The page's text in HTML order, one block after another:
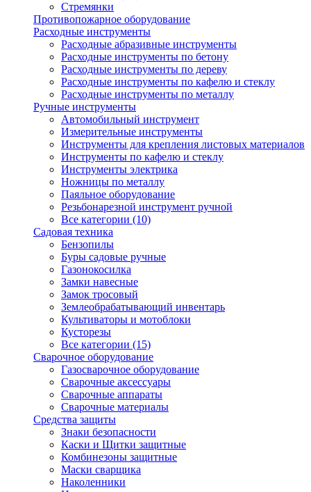
Стремянки
Противопожарное оборудование
Расходные инструменты
Расходные абразивные инструменты
Расходные инструменты по бетону
Расходные инструменты по дереву
Расходные инструменты по кафелю и стеклу
Расходные инструменты по металлу
Ручные инструменты
Автомобильный инструмент
Измерительные инструменты
Инструменты для крепления листовых материалов
Инструменты по кафелю и стеклу
Инструменты электрика
Ножницы по металлу
Паяльное оборудование
Резьбонарезной инструмент ручной
Все категории (10)
Садовая техника
Бензопилы
Буры садовые ручные
Газонокосилка
Замки навесные
Замок тросовый
Землеобрабатывающий инвентарь
Культиваторы и мотоблоки
Кусторезы
Все категории (15)
Сварочное оборудование
Газосварочное оборудование
Сварочные аксессуары
Сварочные аппараты
Сварочные материалы
Средства защиты
Знаки безопасности
Каски и Щитки защитные
Комбинезоны защитные
Маски сварщика
Наколенники